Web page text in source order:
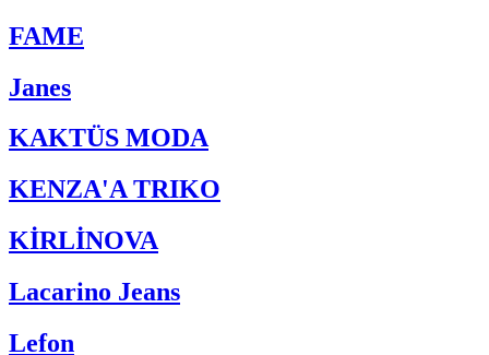
FAME
Janes
KAKTÜS MODA
KENZA'A TRIKO
KİRLİNOVA
Lacarino Jeans
Lefon